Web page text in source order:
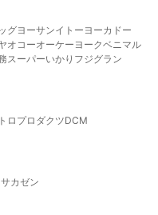
グヨーサンイトーヨーカドー
オコーオーケー ヨークベニマル
スーパーいかり フジグラン
ロプロダクツDCM
サカゼン